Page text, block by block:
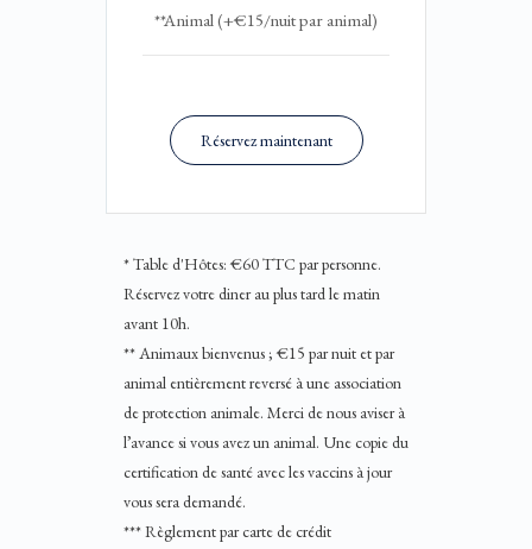
**Animal (+€15/nuit par animal)
Réservez maintenant
* Table d'Hôtes: €60 TTC par personne.
Réservez votre diner au plus tard le matin
avant 10h.
** Animaux bienvenus ; €15 par nuit et par
animal entièrement reversé à une association
de protection animale. Merci de nous aviser à
l’avance si vous avez un animal. Une copie du
certification de santé avec les vaccins à jour
vous sera demandé.
*** Règlement par carte de crédit